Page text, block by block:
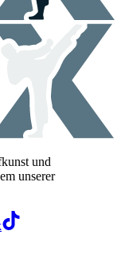
und
unserer